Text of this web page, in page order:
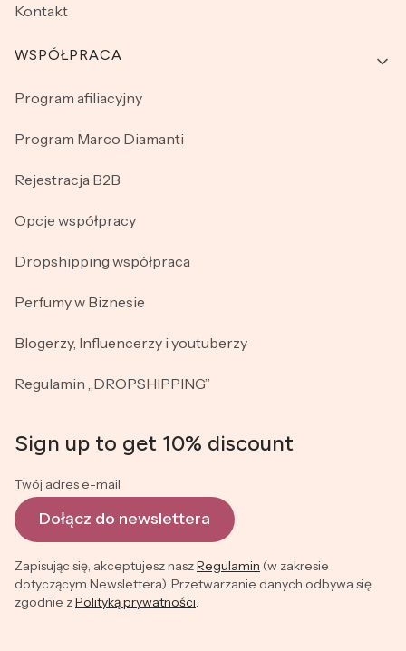
Kontakt
WSPÓŁPRACA
Program afiliacyjny
Program Marco Diamanti
Rejestracja B2B
Opcje współpracy
Dropshipping współpraca
Perfumy w Biznesie
Blogerzy, Influencerzy i youtuberzy
Regulamin „DROPSHIPPING”
Sign up to get 10% discount
Twój adres e-mail
Dołącz do newslettera
Zapisując się, akceptujesz naszRegulamin (w zakresie
dotyczącym Newslettera). Przetwarzanie danych odbywa się
zgodnie zPolityką prywatności